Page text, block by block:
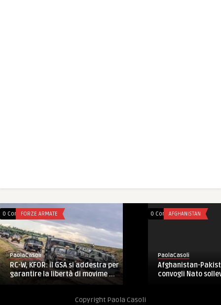
0 CommentsFORZE ARMATE
PaolaCasoli
RC-W, KFOR: il GSA si addestra per
garantire la libertà di movime ...
0 CommentsAFGHANISTAN
PaolaCasoli
Afghanistan-
convogli Nato
Copyright Paola Casoli